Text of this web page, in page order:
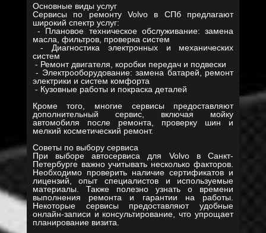
Основные виды услуг
Сервисы по ремонту Volvo в СПб предлагают
широкий спектр услуг:
- Плановое техническое обслуживание: замена
масла, фильтров, проверка систем
- Диагностика электронных и механических
систем
- Ремонт двигателя, коробки передач и подвески
- Электрооборудование: замена батарей, ремонт
электрики и систем комфорта
- Кузовные работы и покраска деталей
Кроме того, многие сервисы предоставляют
дополнительный сервис, включая мойку
автомобиля после ремонта, проверку шин и
мелкий косметический ремонт.
Советы по выбору сервиса
При выборе автосервиса для Volvo в Санкт-
Петербурге важно учитывать несколько факторов.
Необходимо проверить наличие сертификатов и
лицензий, опыт специалистов и используемые
материалы. Также полезно узнать о времени
выполнения ремонта и гарантии на работы.
Некоторые сервисы предоставляют удобные
онлайн-записи и консультирование, что упрощает
планирование визита.